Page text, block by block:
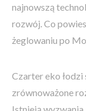
najnowszą
rozwój. Co
żeglowaniu po
Czarter eko
zrównoważone
Istnieją